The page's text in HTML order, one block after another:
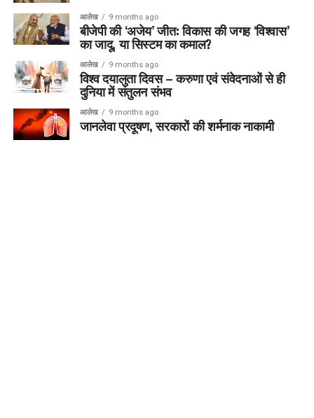
आलेख 9 months ago
बीजेपी की ‘अजेय’ जीत: विकास की जगह ‘विश्वास’
का जादू, या सिस्टम का कमाल?
आलेख 9 months ago
विश्व दयालुता दिवस – करुणा एवं संवेदनाओं से ही
दुनिया में संतुलन संभव
आलेख 9 months ago
जानलेवा प्रदूषण, सरकारों की शर्मनाक नाकामी